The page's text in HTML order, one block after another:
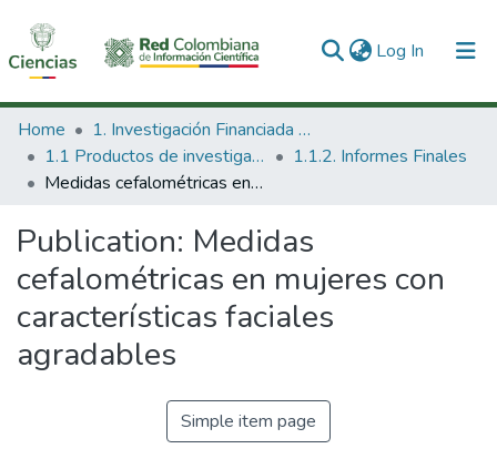
Log In (current)
Communities & Collections
All of DSpace
Home
1. Investigación Financiada con Recursos Públicos
1.1 Productos de investigación
1.1.2. Informes Finales
Medidas cefalométricas en mujeres con características faciales agradables
Publication: Medidas
cefalométricas en mujeres con
características faciales
agradables
Simple item page